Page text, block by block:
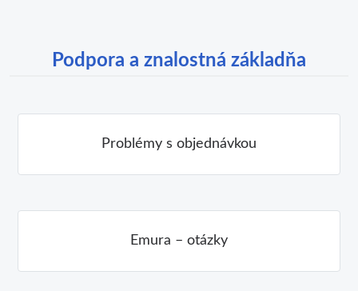
Podpora a znalostná základňa
Problémy s objednávkou
Emura – otázky